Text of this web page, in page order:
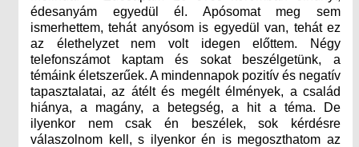
édesanyám egyedül él. Apósomat meg sem
ismerhettem, tehát anyósom is egyedül van, tehát ez
az élethelyzet nem volt idegen előttem. Négy
telefonszámot kaptam és sokat beszélgetünk, a
témáink életszerűek. A mindennapok pozitív és negatív
tapasztalatai, az átélt és megélt élmények, a család
hiánya, a magány, a betegség, a hit a téma. De
ilyenkor nem csak én beszélek, sok kérdésre
válaszolnom kell, s ilyenkor én is megoszthatom az